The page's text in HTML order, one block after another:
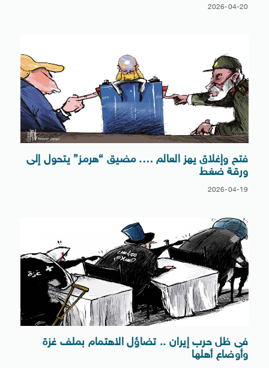
2026-04-20
فتح وإغلاق يهز العالم …. مضيق “هرمز” يتحول إلى
ورقة ضغط
2026-04-19
فى ظل حرب إيران .. تضاؤل الاهتمام بملف غزة
وأوضاع أهلها